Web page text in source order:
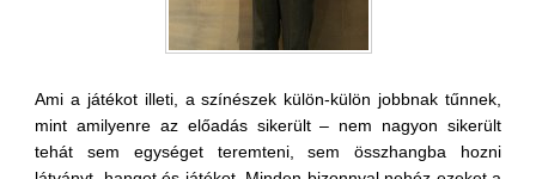
Ami a játékot illeti, a színészek külön-külön jobbnak tűnnek,
mint amilyenre az előadás sikerült – nem nagyon sikerült
tehát sem egységet teremteni, sem összhangba hozni